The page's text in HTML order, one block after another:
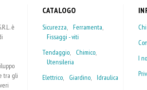
è
tra gli
CATALOGO
Sicurezza, Ferramenta
Fissaggi - viti
Tendaggio, Chimico
Utensileria
Elettrico, Giardino, Idraulica
I